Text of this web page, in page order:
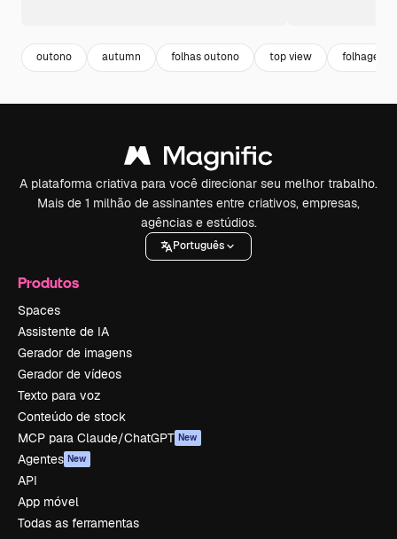
outono autumn folhas outono top view folhagem
A plataforma criativa para você direcionar seu melhor trabalho.
Mais de 1 milhão de assinantes entre criativos, empresas,
agências e estúdios.
Português
Produtos
Spaces
Assistente de IA
Gerador de imagens
Gerador de vídeos
Texto para voz
Conteúdo de stock
MCP para Claude/ChatGPT New
Agentes New
API
App móvel
Todas as ferramentas